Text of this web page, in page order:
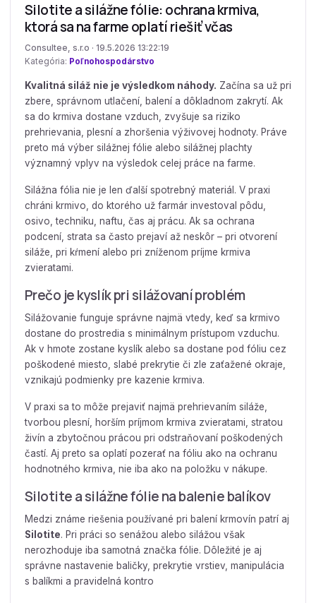
Silotite a silážne fólie: ochrana krmiva,
ktorá sa na farme oplatí riešiť včas
Consultee, s.r.o · 19.5.2026 13:22:19
Kategória: Poľnohospodárstvo
Kvalitná siláž nie je výsledkom náhody. Začína sa už pri
zbere, správnom utlačení, balení a dôkladnom zakrytí. Ak
sa do krmiva dostane vzduch, zvyšuje sa riziko
prehrievania, plesní a zhoršenia výživovej hodnoty. Práve
preto má výber silážnej fólie alebo silážnej plachty
významný vplyv na výsledok celej práce na farme.
Silážna fólia nie je len ďalší spotrebný materiál. V praxi
chráni krmivo, do ktorého už farmár investoval pôdu,
osivo, techniku, naftu, čas aj prácu. Ak sa ochrana
podcení, strata sa často prejaví až neskôr – pri otvorení
siláže, pri kŕmení alebo pri zníženom príjme krmiva
zvieratami.
Prečo je kyslík pri silážovaní problém
Silážovanie funguje správne najmä vtedy, keď sa krmivo
dostane do prostredia s minimálnym prístupom vzduchu.
Ak v hmote zostane kyslík alebo sa dostane pod fóliu cez
poškodené miesto, slabé prekrytie či zle zaťažené okraje,
vznikajú podmienky pre kazenie krmiva.
V praxi sa to môže prejaviť najmä prehrievaním siláže,
tvorbou plesní, horším príjmom krmiva zvieratami, stratou
živín a zbytočnou prácou pri odstraňovaní poškodených
častí. Aj preto sa oplatí pozerať na fóliu ako na ochranu
hodnotného krmiva, nie iba ako na položku v nákupe.
Silotite a silážne fólie na balenie balíkov
Medzi známe riešenia používané pri balení krmovín patrí aj
Silotite. Pri práci so senážou alebo silážou však
nerozhoduje iba samotná značka fólie. Dôležité je aj
správne nastavenie baličky, prekrytie vrstiev, manipulácia
s balíkmi a pravidelná kontro